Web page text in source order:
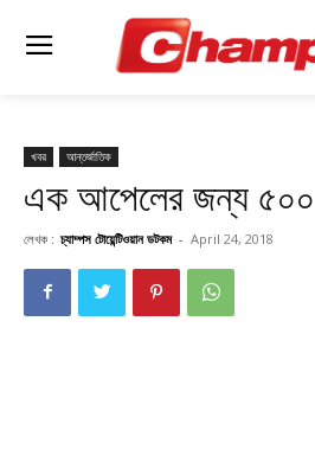
খবর আন্তর্জাতিক
এক আপেলের জন্য ৫০০
লেখক : চ্যাম্পস টোয়েন্টিওয়ান ডটকম - April 24, 2018